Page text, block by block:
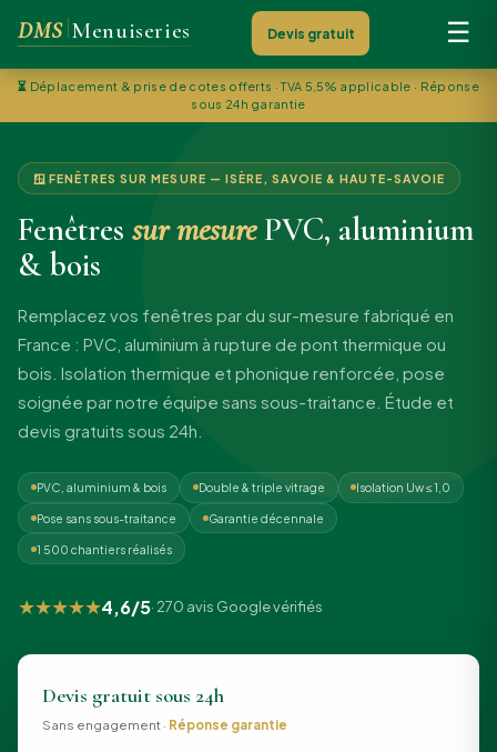
DMS Menuiseries Devis gratuit ☰
⏳ Déplacement & prise de cotes offerts · TVA 5,5% applicable · Réponse
sous 24h garantie
🪟 FENÊTRES SUR MESURE — ISÈRE, SAVOIE & HAUTE-SAVOIE
Fenêtres sur mesurePVC, aluminium
& bois
Remplacez vos fenêtres par du sur-mesure fabriqué en
France : PVC, aluminium à rupture de pont thermique ou
bois. Isolation thermique et phonique renforcée, pose
soignée par notre équipe sans sous-traitance. Étude et
devis gratuits sous 24h.
PVC, aluminium & bois Double & triple vitrage Isolation Uw ≤ 1,0
Pose sans sous-traitance Garantie décennale
1 500 chantiers réalisés
★★★★★4,6/5· 270 avis Google vérifiés
Devis gratuit sous 24h
Sans engagement · Réponse garantie